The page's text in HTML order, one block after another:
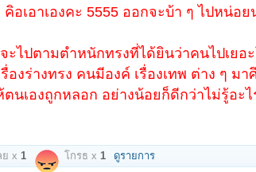
อเอาเองคะ 5555 ออกจะบ้า ๆ ไปหน่อ
ะไปตามตำหนักทรงที่ได้ยินว่าคนไปเยอ
องร่างทรง คนมีองค์ เรื่องเทพ ต่าง ๆ ม
นเองถูกหลอก อย่างน้อยก็ดีกว่าไม่รู้อะ
ย x 1 โกรธ x 1 ดูรายการ